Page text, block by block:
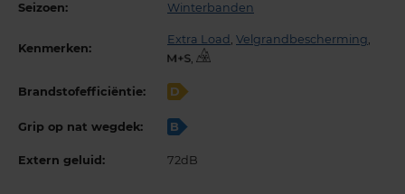
Seizoen: Winterbanden
Kenmerken:
Extra Load , Velgrandbescherming,
,
Brandstofefficiëntie: D
Grip op nat wegdek: B
Extern geluid: 72dB